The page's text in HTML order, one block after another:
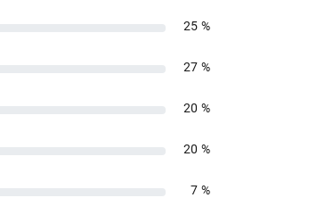
25 %
27 %
20 %
20 %
7 %